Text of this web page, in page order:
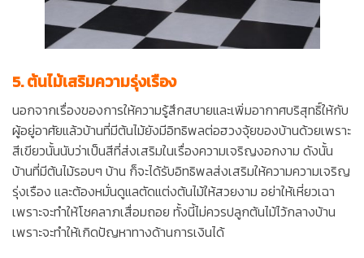
5. ต้นไม้เสริมความรุ่งเรือง
นอกจากเรื่องของการให้ความรู้สึกสบายและเพิ่มอากาศบริสุทธิ์ให้กับ
ผู้อยู่อาศัยแล้วบ้านที่มีต้นไม้ยังมีอิทธิพลต่อฮวงจุ้ยของบ้านด้วยเพราะ
สีเขียวนั้นนับว่าเป็นสีที่ส่งเสริมในเรื่องความเจริญงอกงาม ดังนั้น
บ้านที่มีต้นไม้รอบๆ บ้าน ก็จะได้รับอิทธิพลส่งเสริมให้ความความเจริญ
รุ่งเรือง และต้องหมั่นดูแลตัดแต่งต้นไม้ให้สวยงาม อย่าให้เหี่ยวเฉา
เพราะจะทำให้โชคลาภเสื่อมถอย ทั้งนี้ไม่ควรปลูกต้นไม้ไว้กลางบ้าน
เพราะจะทำให้เกิดปัญหาทางด้านการเงินได้